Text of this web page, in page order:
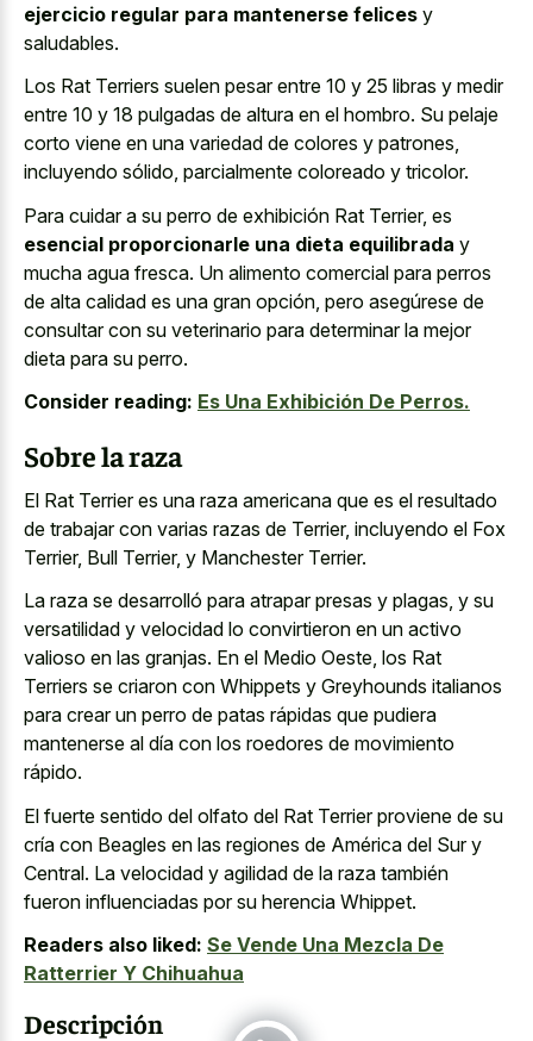
ejercicio regular para mantenerse felices y
saludables.
Los Rat Terriers suelen pesar entre 10 y 25 libras y medir
entre 10 y 18 pulgadas de altura en el hombro. Su pelaje
corto viene en una variedad de colores y patrones,
incluyendo sólido, parcialmente coloreado y tricolor.
Para cuidar a su perro de exhibición Rat Terrier, es
esencial proporcionarle una dieta equilibrada y
mucha agua fresca. Un alimento comercial para perros
de alta calidad es una gran opción, pero asegúrese de
consultar con su veterinario para determinar la mejor
dieta para su perro.
Consider reading: Es Una Exhibición De Perros.
Sobre la raza
El Rat Terrier es una raza americana que es el resultado
de trabajar con varias razas de Terrier, incluyendo el Fox
Terrier, Bull Terrier, y Manchester Terrier.
La raza se desarrolló para atrapar presas y plagas, y su
versatilidad y velocidad lo convirtieron en un activo
valioso en las granjas. En el Medio Oeste, los Rat
Terriers se criaron con Whippets y Greyhounds italianos
para crear un perro de patas rápidas que pudiera
mantenerse al día con los roedores de movimiento
rápido.
El fuerte sentido del olfato del Rat Terrier proviene de su
cría con Beagles en las regiones de América del Sur y
Central. La velocidad y agilidad de la raza también
fueron influenciadas por su herencia Whippet.
Readers also liked: Se Vende Una Mezcla De
Ratterrier Y Chihuahua
Descripción